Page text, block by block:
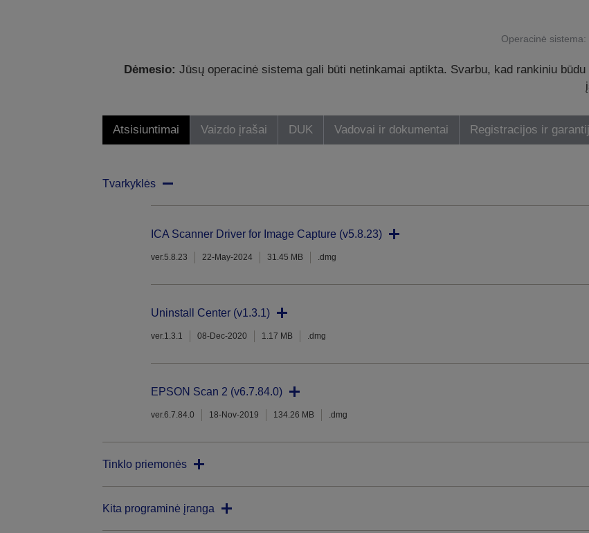
Operacinė sistema:
Dėmesio: Jūsų operacinė sistema gali būti netinkamai aptikta. Svarbu, kad rankiniu
Atsisiuntimai Vaizdo įrašai DUK Vadovai ir dokumentai Registracijos ir
Tvarkyklės
ICA Scanner Driver for Image Capture (v5.8.23)
ver.5.8.23 22-May-2024 31.45 MB .dmg
Uninstall Center (v1.3.1)
ver.1.3.1 08-Dec-2020 1.17 MB .dmg
EPSON Scan 2 (v6.7.84.0)
ver.6.7.84.0 18-Nov-2019 134.26 MB .dmg
Tinklo priemonės
Kita programinė įranga